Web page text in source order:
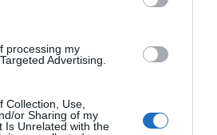
processing my
Advertising.
Collection, Use,
or Sharing of my
Is Unrelated with the
de màrqueting i vendes,
Losantos van agafar el timó
no ha deixat d’evolucionar.